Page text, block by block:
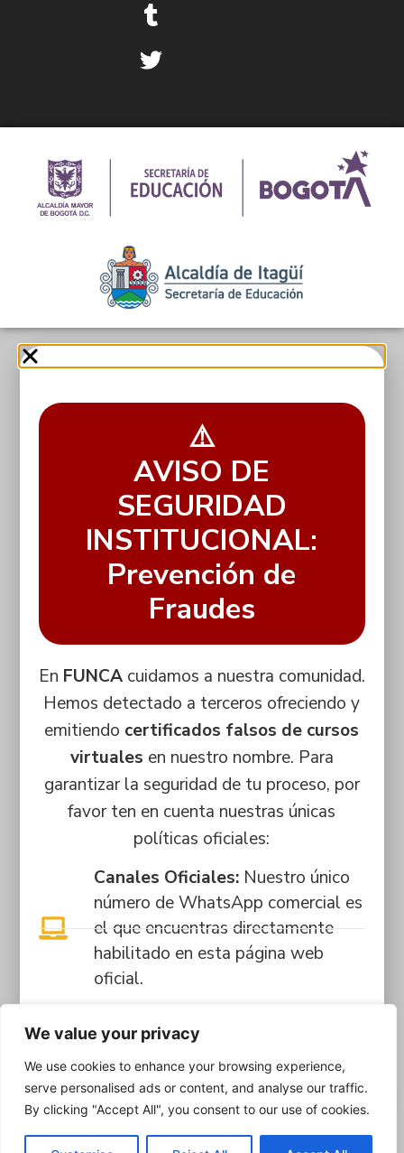
We value your privacy
We use cookies to enhance your browsing experience,
serve personalised ads or content, and analyse our traffic.
By clicking "Accept All", you consent to our use of cookies.
⚠️
AVISO DE
SEGURIDAD
INSTITUCIONAL:
Prevención de
Fraudes
En FUNCAcuidamos a nuestra comunidad.
Hemos detectado a terceros ofreciendo y
emitiendo certificados falsos de cursos
virtuales en nuestro nombre. Para
garantizar la seguridad de tu proceso, por
favor ten en cuenta nuestras únicas
políticas oficiales:
Canales Oficiales:Nuestro único
número de WhatsApp comercial es
el que encuentras directamente
habilitado en esta página web
oficial.
Pagos Seguros:
exclusivamente en nuestras sedes
físicas o mediante la plataforma
estudiantil Q10. Si realizas